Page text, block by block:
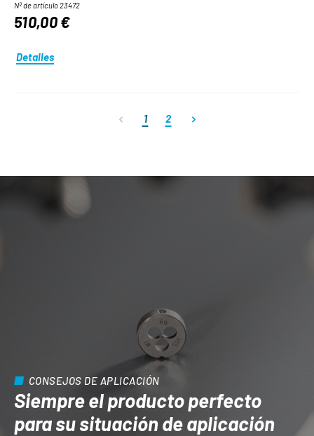
Nº de artículo 23472
510,00 €
Detalles
Página
1 Página
2
CONSEJOS DE APLICACIÓN
Siempre el producto perfecto
para su situación de aplicación